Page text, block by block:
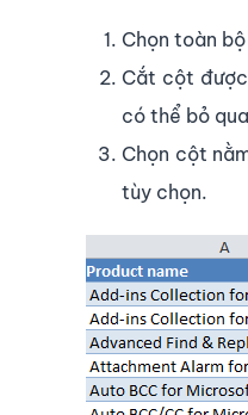
Chọn toàn
Cắt cột
có thể bỏ
Chọn cột
tùy chọn.